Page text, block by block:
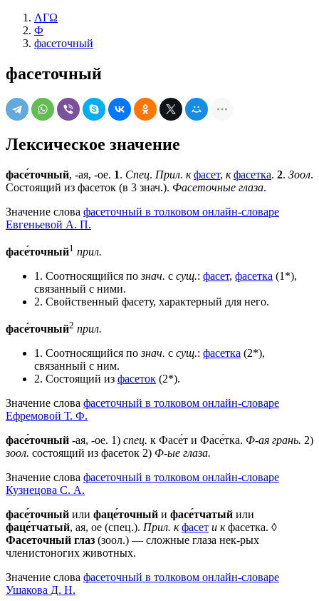
ΛΓΩ
Ф
фасеточный
фасеточный
Лексическое значение
фасе́точный, -ая, -ое. 1. Спец. Прил. к фасет, к фасетка. 2. Зоол.
Состоящий из фасеток (в 3 знач.). Фасеточные глаза.
Значение слова фасеточный в толковом онлайн-словаре
Евгеньевой А. П.
фасе́точный1 прил.
1. Соотносящийся познач. с сущ.: фасет, фасетка (1*),
связанный с ними.
2. Свойственный фасету, характерный для него.
фасе́точный2 прил.
1. Соотносящийся познач. с сущ.: фасетка (2*),
связанный с ним.
2. Состоящий из фасеток (2*).
Значение слова фасеточный в толковом онлайн-словаре
Ефремовой Т. Ф.
фасе́точный -ая, -ое. 1) спец. к Фасе́т и Фасе́тка. Ф-ая грань. 2)
зоол. состоящий из фасеток 2) Ф-ые глаза.
Значение слова фасеточный в толковом онлайн-словаре
Кузнецова С. А.
фасе́точный или фаце́точный и фасе́тчатый или
фаце́тчатый, ая, ое (спец.). Прил. к фасет и кфасетка. ◊
Фасеточный глаз (зоол.) — сложные глаза нек-рых
членистоногих животных.
Значение слова фасеточный в толковом онлайн-словаре
Ушакова Д. Н.